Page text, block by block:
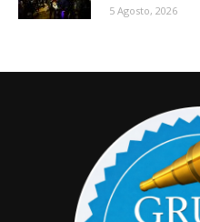
5 Agosto, 2026